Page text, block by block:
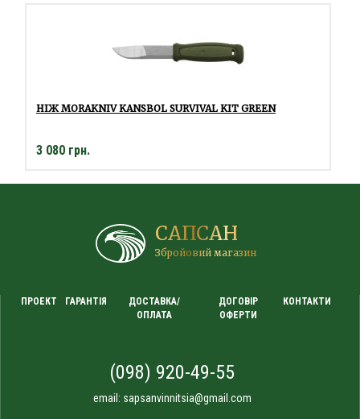
НІЖ MORAKNIV KANSBOL SURVIVAL KIT GREEN
3 080 грн.
САПСАН
Збройовий магазин
ПРОЕКТ ГАРАНТІЯ
ДОСТАВКА/
ОПЛАТА
ДОГОВІР
ОФЕРТИ
КОНТАКТИ
(098) 920-49-55
email: sapsanvinnitsia@gmail.com